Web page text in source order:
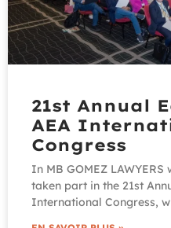
21st Annual
AEA
Congress
In MB GOMEZ
taken part in the 21st
International Congress,